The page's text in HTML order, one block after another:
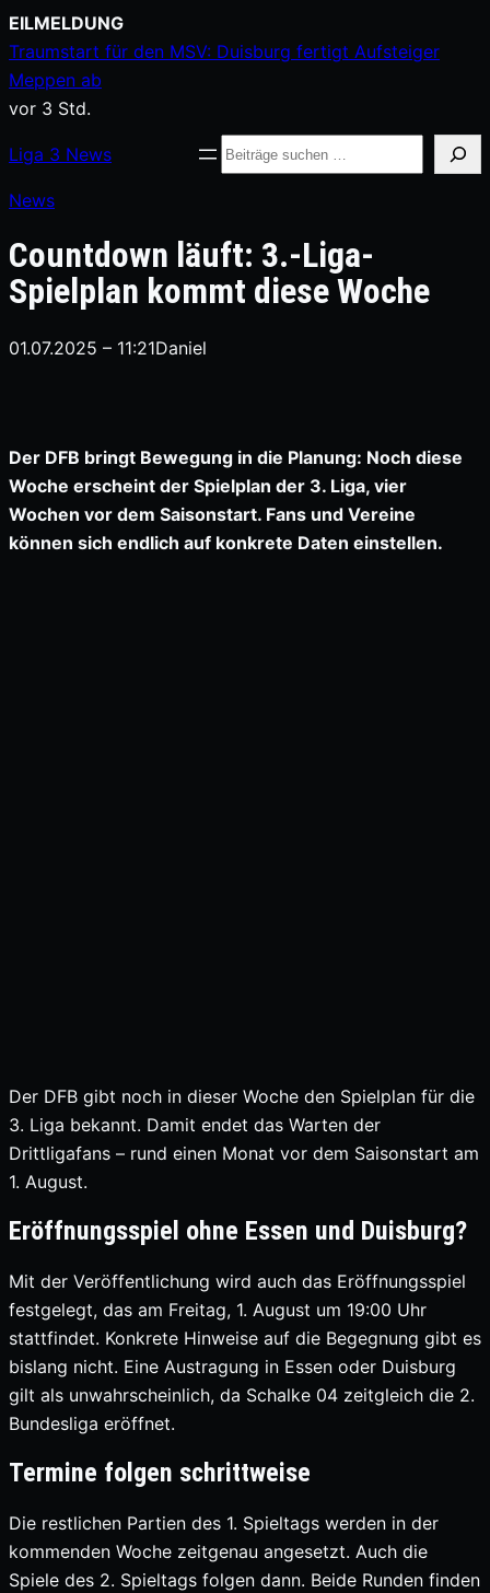
Zum
Inhalt
springen
EILMELDUNG
Traumstart für den MSV: Duisburg fertigt Aufsteiger
Meppen ab
vor 3 Std.
Liga 3 News Suche
News
Countdown läuft: 3.-Liga-
Spielplan kommt diese Woche
01.07.2025 – 11:21Daniel
Der DFB bringt Bewegung in die Planung: Noch diese
Woche erscheint der Spielplan der 3. Liga, vier
Wochen vor dem Saisonstart. Fans und Vereine
können sich endlich auf konkrete Daten einstellen.
Der DFB gibt noch in dieser Woche den Spielplan für die
3. Liga bekannt. Damit endet das Warten der
Drittligafans – rund einen Monat vor dem Saisonstart am
1. August.
Eröffnungsspiel ohne Essen und Duisburg?
Mit der Veröffentlichung wird auch das Eröffnungsspiel
festgelegt, das am Freitag, 1. August um 19:00 Uhr
stattfindet. Konkrete Hinweise auf die Begegnung gibt es
bislang nicht. Eine Austragung in Essen oder Duisburg
gilt als unwahrscheinlich, da Schalke 04 zeitgleich die 2.
Bundesliga eröffnet.
Termine folgen schrittweise
Die restlichen Partien des 1. Spieltags werden in der
kommenden Woche zeitgenau angesetzt. Auch die
Spiele des 2. Spieltags folgen dann. Beide Runden finden